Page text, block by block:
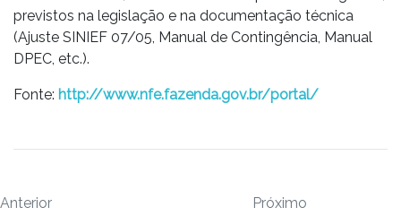
previstos na legislação e na documentação técnica
(Ajuste SINIEF 07/05, Manual de Contingência, Manual
DPEC, etc.).
Fonte: http://www.nfe.fazenda.gov.br/portal/
Anterior Próximo